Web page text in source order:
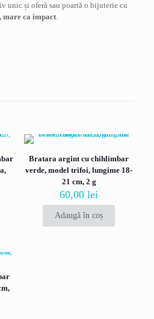
unic și oferă sau poartă o bijuterie cu
mare ca impact.
lungime 3 cm, 2.5
Câmpurile obligatorii sunt
Bratara argint cu chihlimbar
verde, model trifoi, lungime 18-
21 cm, 2 g
60,00lei
Adaugă în coș